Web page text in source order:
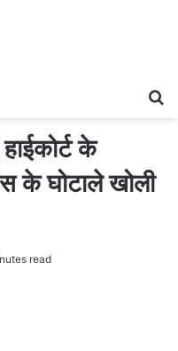
के
के घोटाले खोली
read